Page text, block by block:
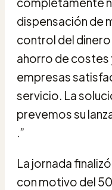
dispensación de
control del
ahorro de costes
empresas
servicio. La
prevemos su
.”
La jornada
con motivo del